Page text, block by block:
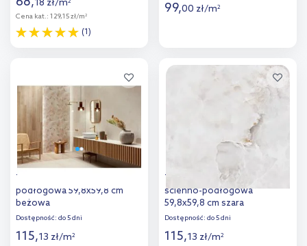
18 zł/m
Cena kat.: 129,15 zł/m2
(1)
porównania
99,00 zł/m2
porównania
Tubądzin Torano płytka
podłogowa 59,8x59,8 cm
beżowa
Dostępność: do 5 dni
115,13 zł/m2
Tubądzin Aquamarine płytka
ścienno-podłogowa
59,8x59,8 cm szara
Dostępność: do 5 dni
115,13 zł/m2